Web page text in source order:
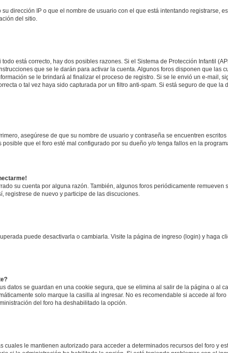
dirección IP o que el nombre de usuario con el que está intentando registrarse,
del sitio.
está correcto, hay dos posibles razones. Si el Sistema de Protección Infantil
que se le darán para activar la cuenta. Algunos foros disponen que las
se le brindará al finalizar el proceso de registro. Si se le envió un e-mail,
o tal vez haya sido capturada por un filtro anti-spam. Si está seguro de que
asegúrese de que su nombre de usuario y contraseña se encuentren
que el foro esté mal configurado por su dueño y/o tenga fallos en la
su cuenta por alguna razón. También, algunos foros periódicamente
registrese de nuevo y participe de las discuciones.
puede desactivarla o cambiarla. Visite la página de ingreso (login) y haga
datos se guardan en una cookie segura, que se elimina al salir de la página o al
solo marque la casilla al ingresar. No es recomendable si accede al
del foro ha deshabilitado la opción.
cuales le mantienen autorizado para acceder a determinados recursos del foro y